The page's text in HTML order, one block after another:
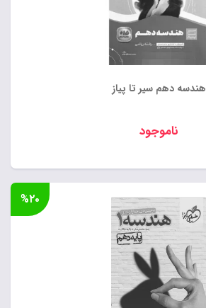
هندسه دهم سیر تا پیاز
ناموجود
%۲۰